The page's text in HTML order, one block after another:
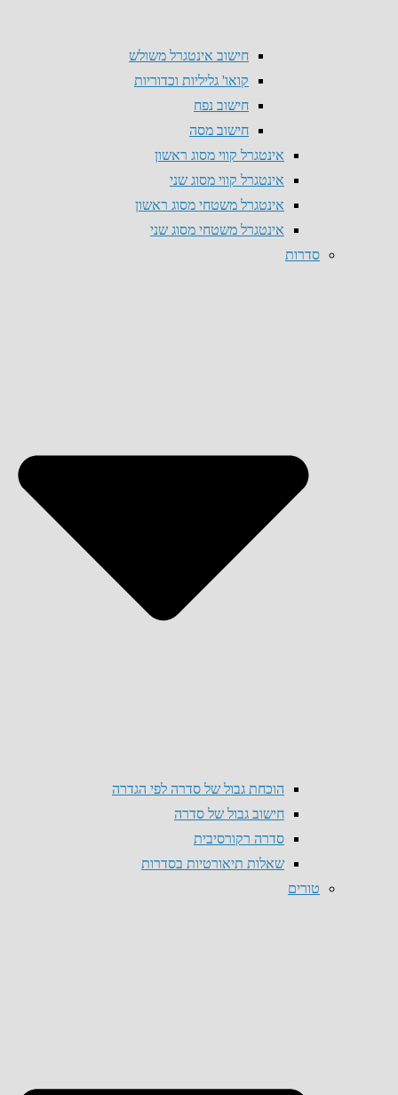
חישוב אינטגרל משולש
קואו' גליליות וכדוריות
חישוב נפח
חישוב מסה
אינטגרל קווי מסוג ראשון
אינטגרל קווי מסוג שני
אינטגרל משטחי מסוג ראשון
אינטגרל משטחי מסוג שני
סדרות
הוכחת גבול של סדרה לפי הגדרה
חישוב גבול של סדרה
סדרה רקורסיבית
שאלות תיאורטיות בסדרות
טורים